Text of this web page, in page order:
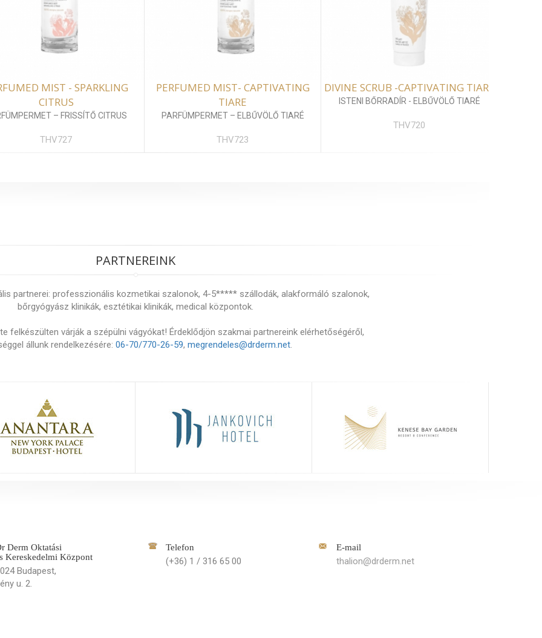
MIST - SPARKLING
CITRUS
– FRISSÍTŐ CITRUS
THV727
PERFUMED MIST- CAPTIVATING
TIARE
PARFÜMPERMET – ELBŰVÖLŐ TIARÉ
THV723
DIVINE SCRUB -CAPTIVATING TIARE
ISTENI BŐRRADÍR - ELBŰVÖLŐ TIARÉ
THV720
PARTNEREINK
partnerei: professzionális kozmetikai szalonok, 4-5***** szállodák, alakformáló szalonok,
bőrgyógyász klinikák, esztétikai klinikák, medical központok.
felkészülten várják a szépülni vágyókat! Érdeklődjön szakmai partnereink elérhetőségéről,
állunk rendelkezésére: 06-70/770-26-59, megrendeles@drderm.net.
Derm Oktatási
Kereskedelmi Központ
Budapest,
u. 2.
Telefon
(+36) 1 / 316 65 00
E-mail
thalion@drderm.net